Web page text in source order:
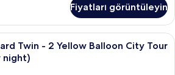
Fiyatları görüntüleyin
Kaliteli yatak takımı, kuştüyü yorgan,
Twin - 2 Yellow Balloon City Tour
night)